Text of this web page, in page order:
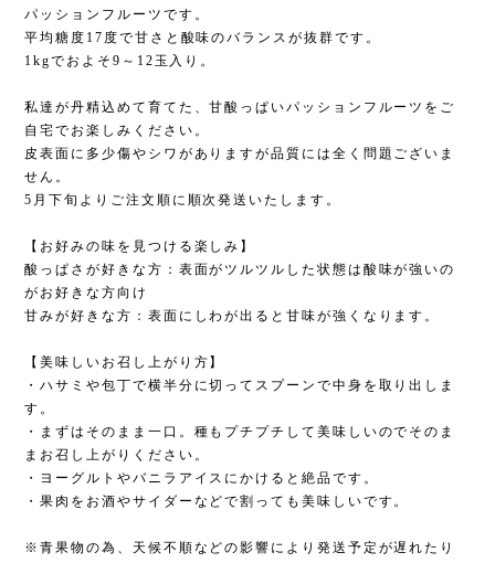
パッションフルーツです。
平均糖度17度で甘さと酸味のバランスが抜群です。
1kgでおよそ9～12玉入り。
私達が丹精込めて育てた、甘酸っぱいパッションフルーツをご
自宅でお楽しみください。
皮表面に多少傷やシワがありますが品質には全く問題ございま
せん。
5月下旬よりご注文順に順次発送いたします。
【お好みの味を見つける楽しみ】
酸っぱさが好きな方：表面がツルツルした状態は酸味が強いの
がお好きな方向け
甘みが好きな方：表面にしわが出ると甘味が強くなります。
【美味しいお召し上がり方】
・ハサミや包丁で横半分に切ってスプーンで中身を取り出しま
す。
・まずはそのまま一口。種もプチプチして美味しいのでそのま
まお召し上がりください。
・ヨーグルトやバニラアイスにかけると絶品です。
・果肉をお酒やサイダーなどで割っても美味しいです。
※青果物の為、天候不順などの影響により発送予定が遅れたり